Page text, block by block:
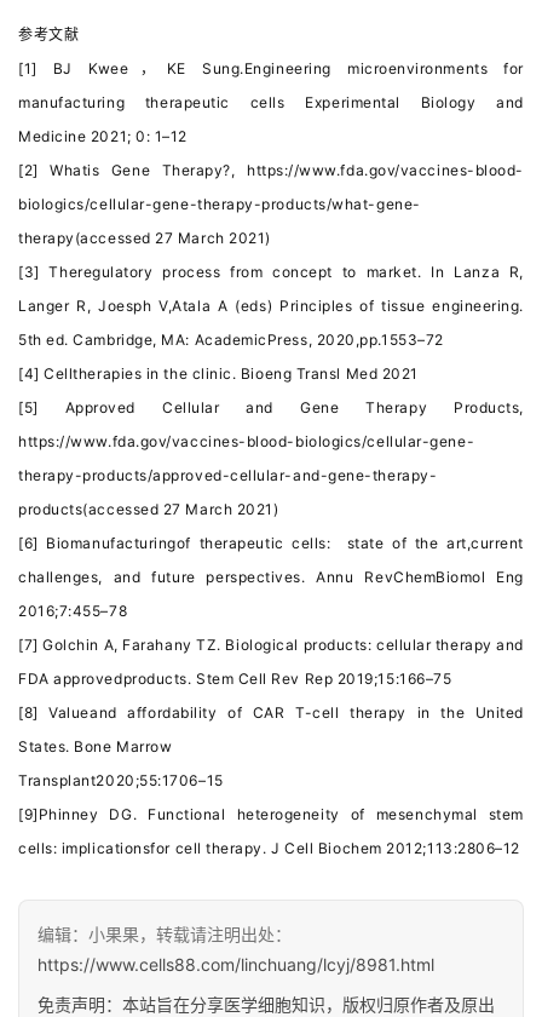
参考文献
[1] BJ Kwee，KE Sung.Engineering microenvironments for
manufacturing therapeutic cells Experimental Biology and
Medicine 2021; 0: 1–12
[2] Whatis Gene Therapy?, https://www.fda.gov/vaccines-blood-
biologics/cellular-gene-therapy-products/what-gene-
therapy(accessed 27 March 2021)
[3] Theregulatory process from concept to market. In Lanza R,
Langer R, Joesph V,Atala A (eds) Principles of tissue engineering.
5th ed. Cambridge, MA: AcademicPress, 2020,pp.1553–72
[4] Celltherapies in the clinic. Bioeng Transl Med 2021
[5] Approved Cellular and Gene Therapy Products,
https://www.fda.gov/vaccines-blood-biologics/cellular-gene-
therapy-products/approved-cellular-and-gene-therapy-
products(accessed 27 March 2021)
[6] Biomanufacturingof therapeutic cells: state of the art,current
challenges, and future perspectives. Annu RevChemBiomol Eng
2016;7:455–78
[7] Golchin A, Farahany TZ. Biological products: cellular therapy and
FDA approvedproducts. Stem Cell Rev Rep 2019;15:166–75
[8] Valueand affordability of CAR T-cell therapy in the United
States. Bone Marrow
Transplant2020;55:1706–15
[9]Phinney DG. Functional heterogeneity of mesenchymal stem
cells: implicationsfor cell therapy. J Cell Biochem 2012;113:2806–12
编辑：小果果，转载请注明出处：
https://www.cells88.com/linchuang/lcyj/8981.html
免责声明：本站旨在分享医学细胞知识，版权归原作者及原出